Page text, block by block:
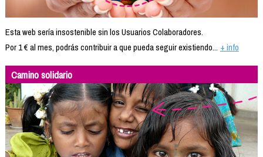
Esta web sería insostenible sin los Usuarios Colaboradores.
Por 1 € al mes, podrás contribuir a que pueda seguir existiendo... + info
Camino solidario